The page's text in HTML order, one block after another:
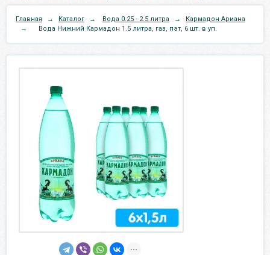
Главная → Каталог → Вода 0.25 - 2.5 литра →
Кармадон Ариана
→
Вода Нижний Кармадон 1.5 литра, газ, пэт, 6 шт. в уп.